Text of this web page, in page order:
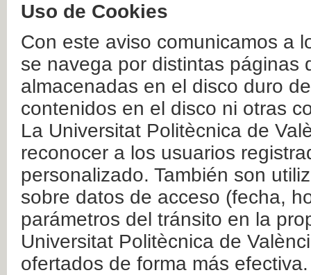
Uso de Cookies
Con este aviso comunicamos a
se navega por distintas páginas
almacenadas en el disco duro
contenidos en el disco ni otras
La Universitat Politècnica de
reconocer a los usuarios
personalizado. También son
sobre datos de acceso (fecha,
parámetros del tránsito en la
Universitat Politècnica de
ofertados de forma más efectiva.